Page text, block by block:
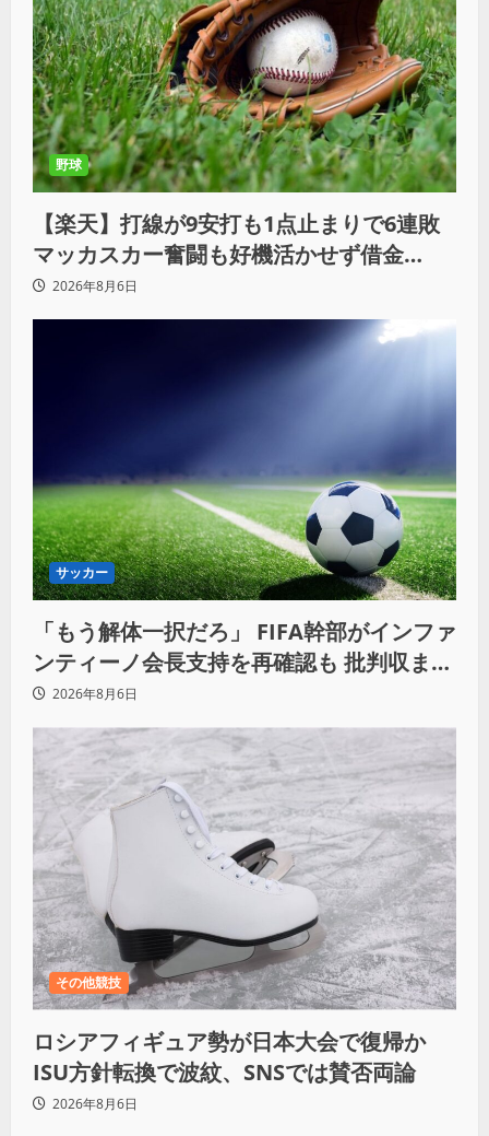
野球
【楽天】打線が9安打も1点止まりで6連敗
マッカスカー奮闘も好機活かせず借金
「22」
2026年8月6日
サッカー
「もう解体一択だろ」 FIFA幹部がインファ
ンティーノ会長支持を再確認も 批判収まら
ず2026年8月6日
その他競技
ロシアフィギュア勢が日本大会で復帰か
ISU方針転換で波紋、SNSでは賛否両論
2026年8月6日